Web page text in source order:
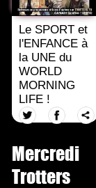
Le SPORT et
l'ENFANCE à
la UNE du
WORLD
MORNING
LIFE !
Mercredi
Trotters